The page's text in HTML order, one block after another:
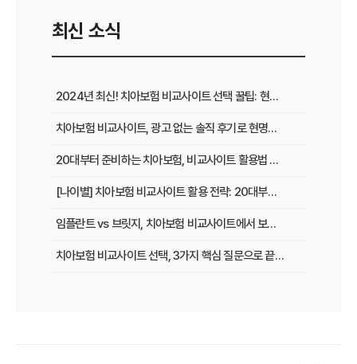
최신 소식
2024년 최신! 치아보험 비교사이트 선택 꿀팁: 현명한 가입 전략 완벽 분석
치아보험 비교사이트, 광고 없는 솔직 후기로 현명하게 선택하는 법
20대부터 준비하는 치아보험, 비교사이트 활용법 A to Z
[나이별] 치아보험 비교사이트 활용 전략: 20대부터 60대까지 맞춤 가이드
임플란트 vs 브릿지, 치아보험 비교사이트에서 보장 범위 꼼꼼하게 확인하는 꿀팁
치아보험 비교사이트 선택, 3가지 핵심 질문으로 끝내기